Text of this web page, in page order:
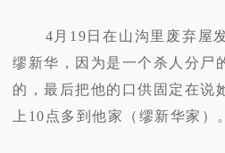
4月19日在山沟里废弃屋
缪新华，因为是一个杀人分尸
的，最后把他的口供固定在说
上10点多到他家（缪新华家）。